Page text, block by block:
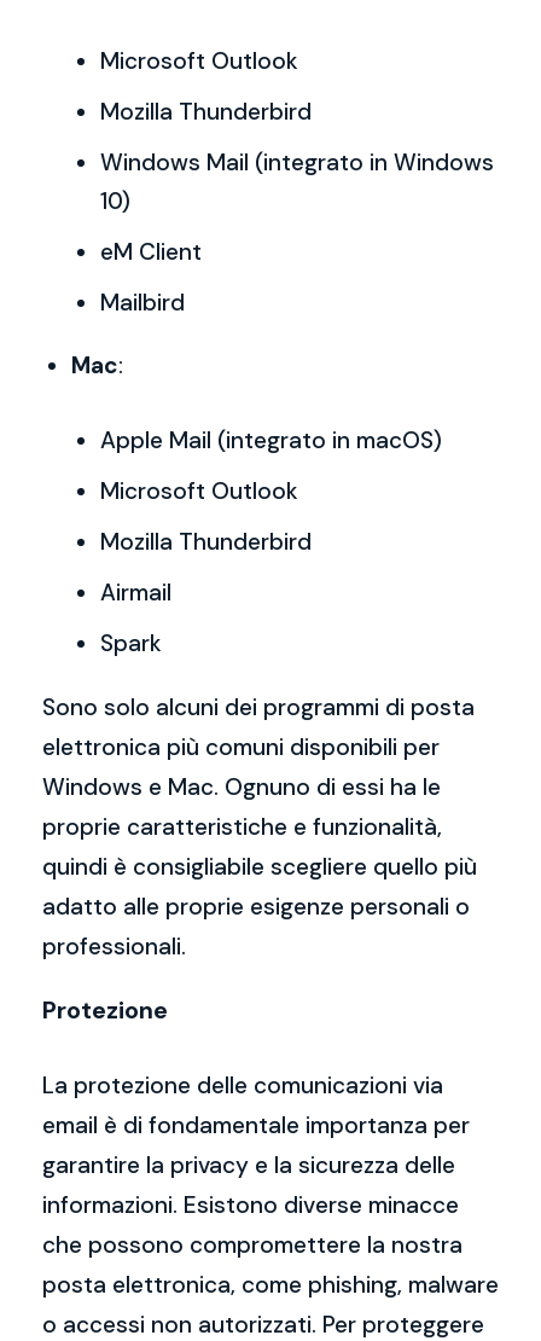
Microsoft Outlook
Mozilla Thunderbird
Windows Mail (integrato in Windows
10)
eM Client
Mailbird
Mac:
Apple Mail (integrato in macOS)
Microsoft Outlook
Mozilla Thunderbird
Airmail
Spark
Sono solo alcuni dei programmi di posta
elettronica più comuni disponibili per
Windows e Mac. Ognuno di essi ha le
proprie caratteristiche e funzionalità,
quindi è consigliabile scegliere quello più
adatto alle proprie esigenze personali o
professionali.
Protezione
La protezione delle comunicazioni via
email è di fondamentale importanza per
garantire la privacy e la sicurezza delle
informazioni. Esistono diverse minacce
che possono compromettere la nostra
posta elettronica, come phishing, malware
o accessi non autorizzati. Per proteggere